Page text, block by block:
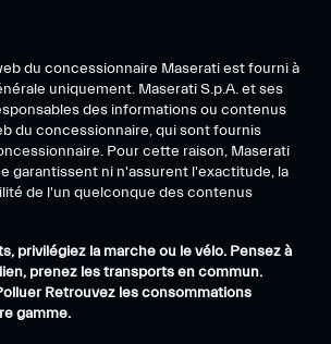
du concessionnaire Maserati est fourni à
uniquement. Maserati S.p.A. et ses
des informations ou contenus
du concessionnaire, qui sont fournis
Pour cette raison, Maserati
garantissent ni n'assurent l'exactitude, la
de l'un quelconque des contenus
privilégiez la marche ou le vélo. Pensez à
prenez les transports en commun.
Retrouvez les consommations
gamme.